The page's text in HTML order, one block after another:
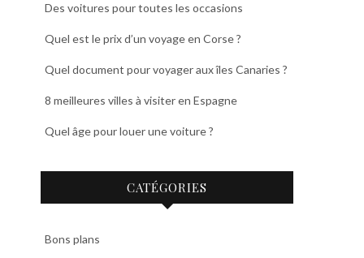
Des voitures pour toutes les occasions
Quel est le prix d’un voyage en Corse ?
Quel document pour voyager aux îles Canaries ?
8 meilleures villes à visiter en Espagne
Quel âge pour louer une voiture ?
CATÉGORIES
Bons plans